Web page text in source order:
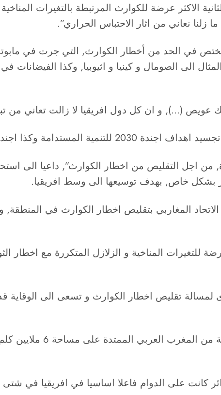
الاكثر عرضة للكوارث المرتبطة بالتغيرات
زلنا نعاني من اثار الاحتباس الحراري”.
المختص في الحد من أخطار الكوارث, التي جرت في
الى الصومال و كينيا و اثيوبيا, وكذا الفيضانات
(…), و ان كل دول افريقيا لا زالت تعاني من
وكذا اجندة 2063.
من اجل التقليص من اخطار الكوارث”, داعيا الى
بشكل خاص, بهدف توسيعها الى وسط افريقيا.
المغاربي بتقليص اخطار الكوارث في المنطقة, و
للتغيرات المناخية و الزلازل المتكررة مع اخطار
لمسالة تقليص اخطار الكوارث و تسعى الى الوقاية
و حذر من جانب اخر من اخطار الجفاف
كانت على الدوام فاعلا اساسيا في افريقيا في شتى